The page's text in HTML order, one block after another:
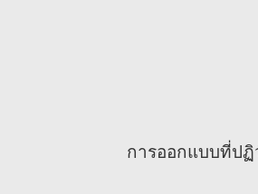
การออกแบบที่ปฏิ